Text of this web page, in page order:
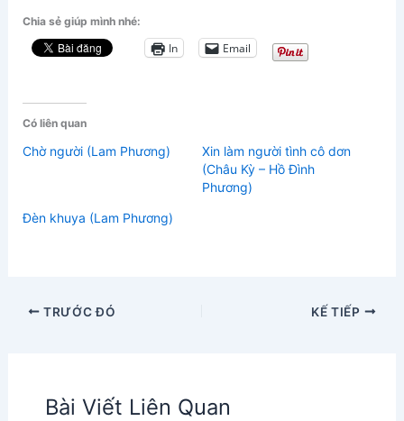
Chia sẻ giúp mình nhé:
In Email
Có liên quan
Chờ người (Lam Phương)
Xin làm người tình cô dơn
(Châu Kỳ – Hồ Đình
Phương)
Đèn khuya (Lam Phương)
TRƯỚC ĐÓ KẾ TIẾP
Bài Viết Liên Quan